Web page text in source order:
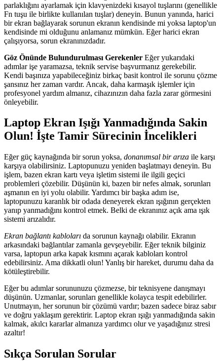
parlaklığını ayarlamak için klavyenizdeki kısayol tuşlarını (genellikle
Fn tuşu ile birlikte kullanılan tuşlar) deneyin. Bunun yanında, harici
bir ekran bağlayarak sorunun ekranın kendisinde mi yoksa laptop'un
kendisinde mi olduğunu anlamanız mümkün. Eğer harici ekran
çalışıyorsa, sorun ekranınızdadır.
Göz Önünde Bulundurulması Gerekenler Eğer yukarıdaki
adımlar işe yaramazsa, teknik servise başvurmanız gerekebilir.
Kendi başınıza yapabileceğiniz birkaç basit kontrol ile sorunu çözme
şansınız her zaman vardır. Ancak, daha karmaşık işlemler için
profesyonel yardım almanız, cihazınızın daha fazla zarar görmesini
önleyebilir.
Laptop Ekran Işığı Yanmadığında Sakin
Olun! İşte Tamir Sürecinin İncelikleri
Eğer güç kaynağında bir sorun yoksa, donanımsal bir arıza ile karşı
karşıya olabilirsiniz. Laptopunuzu yeniden başlatmayı deneyin. Bu
işlem, bazen ekran kartı veya işletim sistemi ile ilgili geçici
problemleri çözebilir. Düşünün ki, bazen bir nefes almak, sorunları
aşmanın en iyi yolu olabilir. Yardımcı bir başka adım ise,
laptopunuzu karanlık bir odada deneyerek ekran ışığının gerçekten
yanıp yanmadığını kontrol etmek. Belki de ekranınız açık ama ışık
sistemi arızalıdır.
Ekran bağlantı kabloları da sorunun kaynağı olabilir. Ekranın
arkasındaki bağlantılar zamanla gevşeyebilir. Eğer teknik bilginiz
varsa, laptopun arka kapak kısmını açarak kabloları kontrol
edebilirsiniz. Ama dikkatli olun! Yanlış bir hareket, durumu daha da
kötüleştirebilir.
Eğer bu adımlar sorununuzu çözmezse, bir teknisyene danışmayı
düşünün. Uzmanlar, sorunları genellikle kolayca tespit edebilirler.
Unutmayın, her sorunun bir çözümü vardır; bazen sadece biraz sabır
ve doğru yaklaşım gerektirir. Laptop ekran ışığı yanmadığında sakin
kalmak, akılcı kararlar almanıza yardımcı olur ve yaşadığınız stresi
azaltır!
Sıkça Sorulan Sorular